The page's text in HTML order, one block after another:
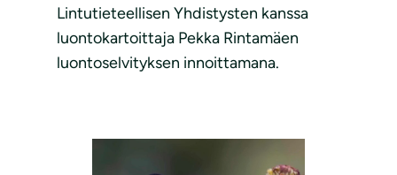
Lintutieteellisen Yhdistysten kanssa
luontokartoittaja Pekka Rintamäen
luontoselvityksen innoittamana.